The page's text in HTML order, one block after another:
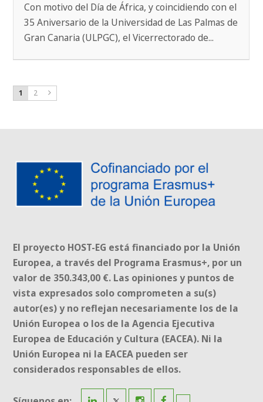
Con motivo del Día de África, y coincidiendo con el
35 Aniversario de la Universidad de Las Palmas de
Gran Canaria (ULPGC), el Vicerrectorado de...
1 2
El proyecto HOST-EG está financiado por la Unión
Europea, a través del Programa Erasmus+, por un
valor de 350.343,00 €. Las opiniones y puntos de
vista expresados solo comprometen a su(s)
autor(es) y no reflejan necesariamente los de la
Unión Europea o los de la Agencia Ejecutiva
Europea de Educación y Cultura (EACEA). Ni la
Unión Europea ni la EACEA pueden ser
considerados responsables de ellos.